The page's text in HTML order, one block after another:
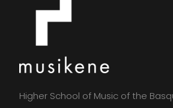
Higher School of Music of the